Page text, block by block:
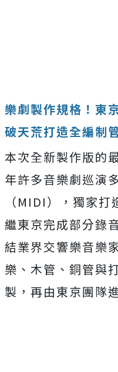
樂劇製作規格！東
破天荒打造全編制
本次全新製作版的
年許多音樂劇巡演
（MIDI），獨家打
繼東京完成部分錄
結業界交響樂音樂
樂、木管、銅管與
製，再由東京團隊